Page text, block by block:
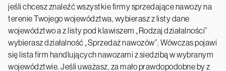
jeśli chcesz znaleźć wszystkie firmy sprzedające nawozy na
terenie Twojego województwa, wybierasz z listy dane
województwo a z listy pod klawiszem „Rodzaj działalności”
wybierasz działalność „Sprzedaż nawozów”. Wówczas pojawi
się lista firm handlujących nawozami z siedzibą w wybranym
województwie. Jeśli uważasz, za mało prawdopodobne by z